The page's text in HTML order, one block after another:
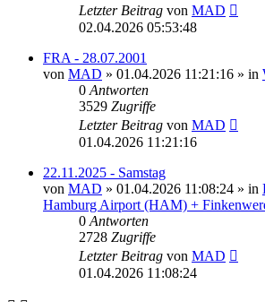
Letzter Beitrag von MAD
02.04.2026 05:53:48
FRA - 28.07.2001
von MAD » 01.04.2026 11:21:16 » in
0 Antworten
3529 Zugriffe
Letzter Beitrag von MAD
01.04.2026 11:21:16
22.11.2025 - Samstag
von MAD » 01.04.2026 11:08:24 » in
Hamburg Airport (HAM) +
0 Antworten
2728 Zugriffe
Letzter Beitrag von MAD
01.04.2026 11:08:24